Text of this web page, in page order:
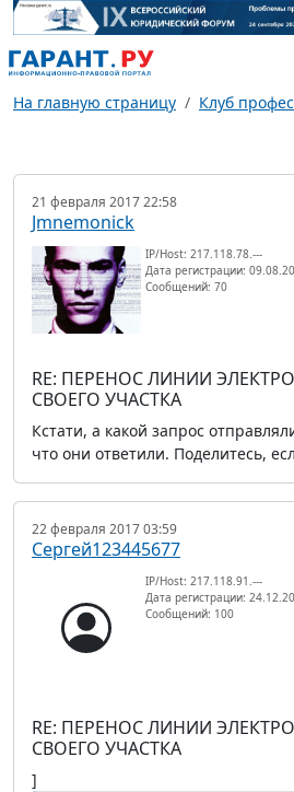
На главную страницу Клуб
21 февраля 2017 22:58
Jmnemonick
IP/Host: 217.118.78.---
Дата регистрации:
Сообщений: 70
RE: ПЕРЕНОС ЛИНИИ
СВОЕГО УЧАСТКА
Кстати, а какой запрос
что они ответили. Поделитесь,
22 февраля 2017 03:59
Сергей123445677
IP/Host: 217.118.91.---
Дата регистрации:
Сообщений: 100
RE: ПЕРЕНОС ЛИНИИ
СВОЕГО УЧАСТКА
]